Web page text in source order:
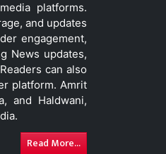
platforms.
and updates
engagement,
News updates,
can also
platform. Amrit
and Haldwani,
Read More...